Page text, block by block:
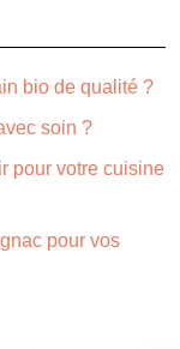
bio de qualité ?
soin ?
pour votre cuisine
pour vos